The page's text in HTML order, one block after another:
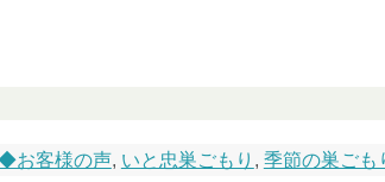
お客様の声, いと忠巣ごもり , 季節の巣ごも